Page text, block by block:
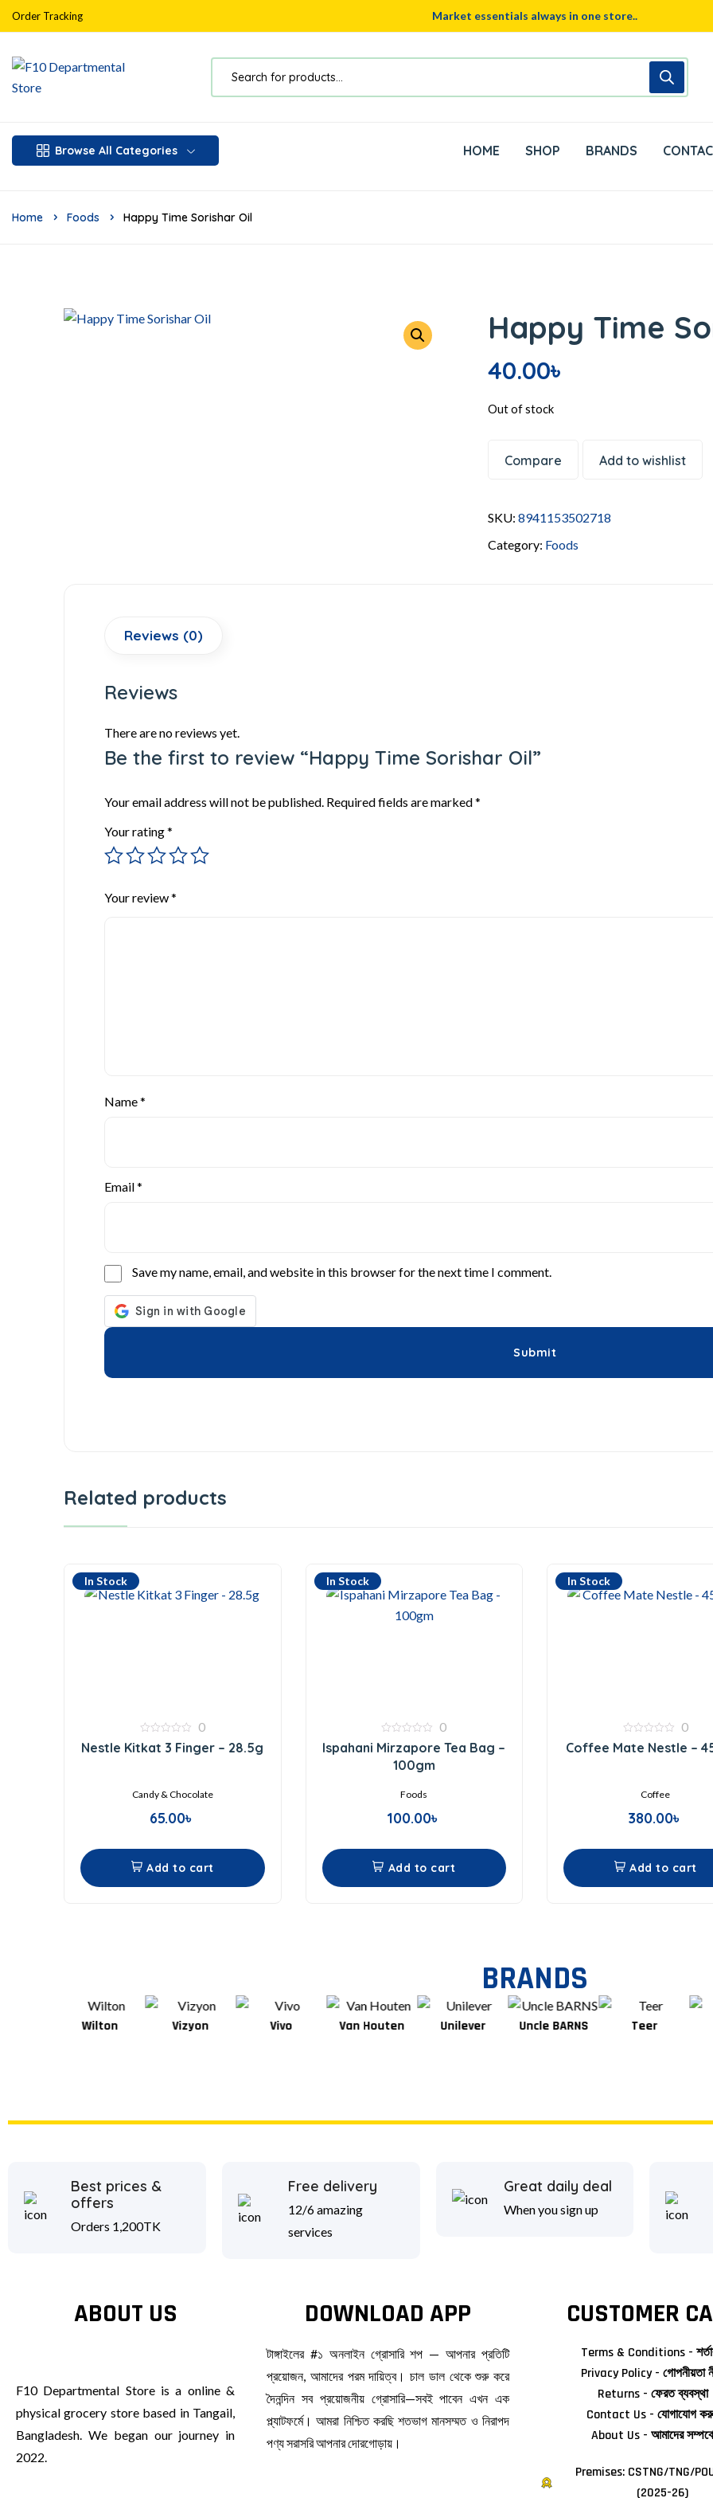
Order Tracking Market essentials always in one store..
Browse All Categories HOME SHOP BRANDS
Home Foods Happy Time Sorishar Oil
Happy Time
40.00৳
Out of stock
Compare Add to wishlist
SKU:8941153502718
Category: Foods
Reviews (0)
Reviews
There are no reviews yet.
Be the first to review “Happy Time Sorishar Oil”
Your email address will not be published. Required fields are marked*
Your rating*
Your review*
Name*
Email*
Save my name, email, and website in this browser for the next time I comment.
Related products
In Stock
0
out
0
Nestle Kitkat 3 Finger – 28.5g
Candy & Chocolate
65.00৳
Add to cart
In Stock
0
out
0
Ispahani Mirzapore Tea Bag –
100gm
Foods
100.00৳
Add to cart
In Stock
out
0
Coffee Mate Nestle –
Coffee
380.00৳
Add to cart
BRANDS
Vizyon Vivo Van Houten Unilever Uncle BARNS Teer Tang
Best prices &
offers
Orders 1,200TK
Free delivery
12/6 amazing
services
Great daily deal
When you sign up
ABOUT US
F10 Departmental Store is a online &
physical grocery store based in Tangail,
Bangladesh. We began our journey in
2022.
DOWNLOAD APP
টাঙ্গাইলের #১ অনলাইন গ্রোসারি শপ — আপনার প্রতিটি
প্রয়োজন, আমাদের পরম দায়িত্ব। চাল ডাল থেকে শুরু করে
দৈনন্দিন সব প্রয়োজনীয় গ্রোসারি—সবই পাবেন এখন এক
প্ল্যাটফর্মে। আমরা নিশ্চিত করছি শতভাগ মানসম্মত ও নিরাপদ
পণ্য সরাসরি আপনার দোরগোড়ায়।
CUSTOMER
Terms & Conditions -
Privacy Policy - গোপনীয়তা
Returns - ফেরত ব্যবস্থা
Contact Us - যোগাযোগ
About Us - আমাদের
Premises: CSTNG/TNG/
(2025-26)